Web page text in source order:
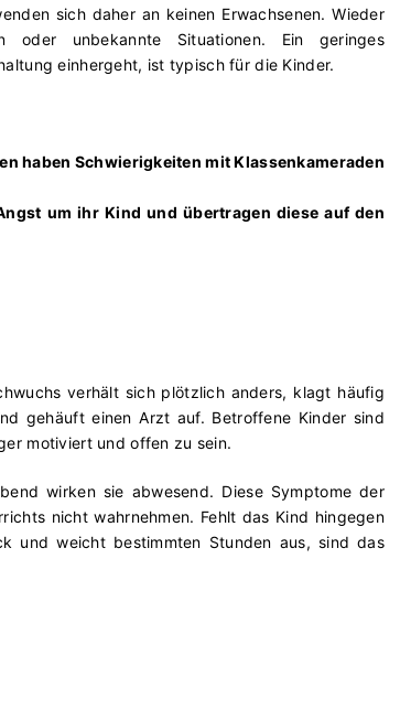
sich daher an keinen Erwachsenen. Wieder
oder unbekannte Situationen. Ein geringes
einhergeht, ist typisch für die Kinder.
haben Schwierigkeiten mit Klassenkameraden
um ihr Kind und übertragen diese auf den
verhält sich plötzlich anders, klagt häufig
gehäuft einen Arzt auf. Betroffene Kinder sind
motiviert und offen zu sein.
wirken sie abwesend. Diese Symptome der
nicht wahrnehmen. Fehlt das Kind hingegen
und weicht bestimmten Stunden aus, sind das